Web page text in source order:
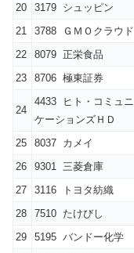
20 3179 シュッピン
21
3788 ＧＭＯクラウド
22
8079 正栄食品
23
8706 極東証券
24
4433 ヒト・コミュニ
ケーションズＨＤ
25 8037 カメイ
26
9301 三菱倉庫
27
3116 トヨタ紡織
28
7510 たけびし
29
5195 バンドー化学